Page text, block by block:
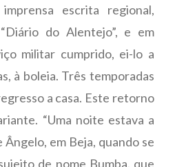
escrita regional,
do Alentejo”, e em
militar cumprido, ei-lo a
à boleia. Três temporadas
a casa. Este retorno
“Uma noite estava a
em Beja, quando se
de nome Bumba, que